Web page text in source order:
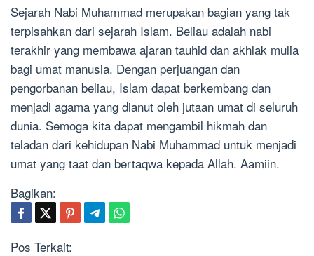
Sejarah Nabi Muhammad merupakan bagian yang tak
terpisahkan dari sejarah Islam. Beliau adalah nabi
terakhir yang membawa ajaran tauhid dan akhlak mulia
bagi umat manusia. Dengan perjuangan dan
pengorbanan beliau, Islam dapat berkembang dan
menjadi agama yang dianut oleh jutaan umat di seluruh
dunia. Semoga kita dapat mengambil hikmah dan
teladan dari kehidupan Nabi Muhammad untuk menjadi
umat yang taat dan bertaqwa kepada Allah. Aamiin.
Bagikan:
Pos Terkait: